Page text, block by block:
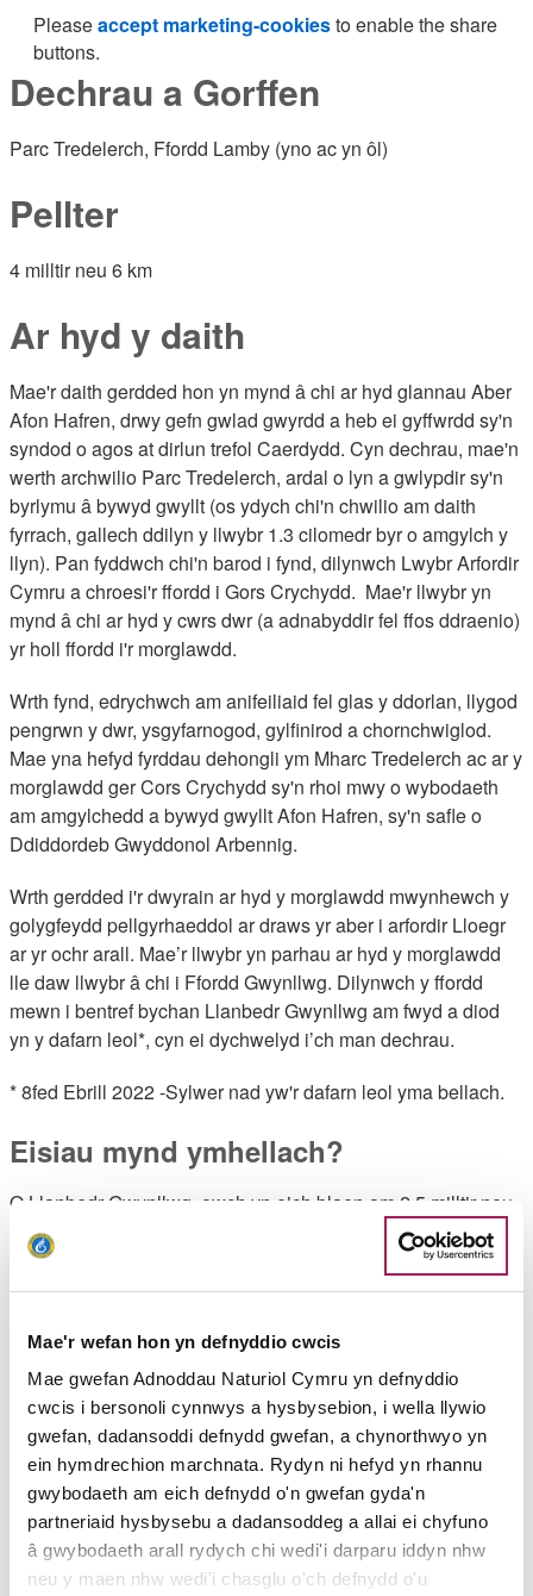
Mae'r wefan hon yn defnyddio cwcis
Mae gwefan Adnoddau Naturiol Cymru yn defnyddio
cwcis i bersonoli cynnwys a hysbysebion, i wella llywio
gwefan, dadansoddi defnydd gwefan, a chynorthwyo yn
ein hymdrechion marchnata. Rydyn ni hefyd yn rhannu
gwybodaeth am eich defnydd o'n gwefan gyda'n
partneriaid hysbysebu a dadansoddeg a allai ei chyfuno
â gwybodaeth arall rydych chi wedi'i darparu iddyn nhw
neu y maen nhw wedi'i chasglu o'ch defnydd o'u
Pleaseaccept marketing-cookiesto enable the share
buttons.
Dechrau a Gorffen
Parc Tredelerch, Ffordd Lamby (yno ac yn ôl)
Pellter
4 milltir neu 6 km
Ar hyd y daith
Mae'r daith gerdded hon yn mynd â chi ar hyd glannau Aber
Afon Hafren, drwy gefn gwlad gwyrdd a heb ei gyffwrdd sy'n
syndod o agos at dirlun trefol Caerdydd. Cyn dechrau, mae'n
werth archwilio Parc Tredelerch, ardal o lyn a gwlypdir sy'n
byrlymu â bywyd gwyllt (os ydych chi'n chwilio am daith
fyrrach, gallech ddilyn y llwybr 1.3 cilomedr byr o amgylch y
llyn). Pan fyddwch chi'n barod i fynd, dilynwch Lwybr Arfordir
Cymru a chroesi'r ffordd i Gors Crychydd. Mae'r llwybr yn
mynd â chi ar hyd y cwrs dwr (a adnabyddir fel ffos ddraenio)
yr holl ffordd i'r morglawdd.
Wrth fynd, edrychwch am anifeiliaid fel glas y ddorlan, llygod
pengrwn y dwr, ysgyfarnogod, gylfinirod a chornchwiglod.
Mae yna hefyd fyrddau dehongli ym Mharc Tredelerch ac ar y
morglawdd ger Cors Crychydd sy'n rhoi mwy o wybodaeth
am amgylchedd a bywyd gwyllt Afon Hafren, sy'n safle o
Ddiddordeb Gwyddonol Arbennig.
Wrth gerdded i'r dwyrain ar hyd y morglawdd mwynhewch y
golygfeydd pellgyrhaeddol ar draws yr aber i arfordir Lloegr
ar yr ochr arall. Mae’r llwybr yn parhau ar hyd y morglawdd
lle daw llwybr â chi i Ffordd Gwynllwg. Dilynwch y ffordd
mewn i bentref bychan Llanbedr Gwynllwg am fwyd a diod
yn y dafarn leol*, cyn ei dychwelyd i’ch man dechrau.
* 8fed Ebrill 2022 -Sylwer nad yw'r dafarn leol yma bellach.
Eisiau mynd ymhellach?
O Llanbedr Gwynllwg, ewch yn eich blaen am 2.5 milltir neu
4km arall heibio Peterstone Gout ac ymlaen at Lighthouse
Park, lle gallwch aros i gael tamaid yn y Lighthouse Inn, neu
fynd ymlaen 0.9 milltir neu 1.5km arall i weld Goleudy
Uchafbwyntiau'r daith
Uchafbwyntiau Swyddog Llwybr Arfordir Cymru, Tricia
Cottnam:
"Er eich bod mewn amgylchedd trefol, cewch ymdeimlad
eich bod ar fin ymadael â hynny. Pan rydych yn cyrraedd
morglawdd Cors Crychydd, mae modd gweld Aber Afon
Hafren yn ymestyn o’ch blaenau. Mae posib gweld gwahanol